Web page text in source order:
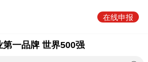
在线申报
一品牌 世界500强